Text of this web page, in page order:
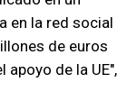
en la red social
de euros
apoyo de la UE",